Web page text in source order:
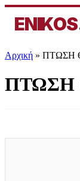
ENIKOS
Αρχική » ΠΤΩΣΗ
ΠΤΩΣΗ